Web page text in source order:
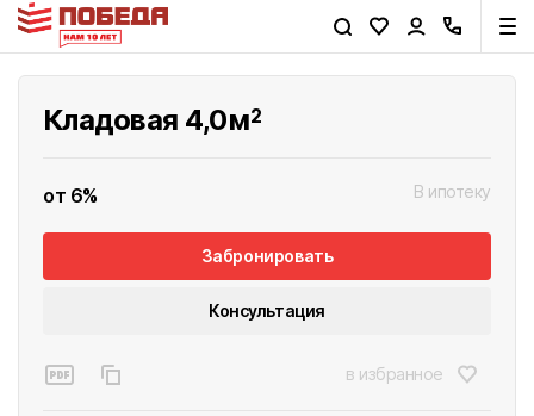
Кладовая 4,0м2
В ипотеку
от 6%
Забронировать
Консультация
в избранное